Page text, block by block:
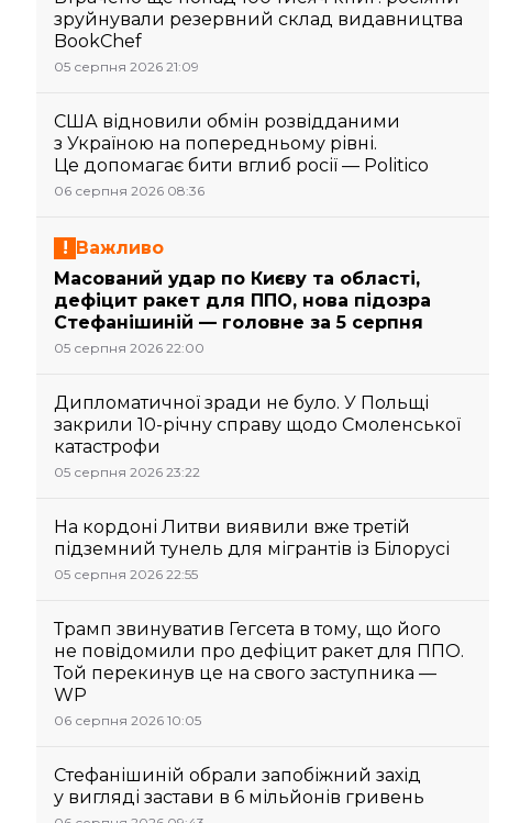
зруйнували резервний склад видавництва
BookChef
05 серпня 2026 21:09
США відновили обмін розвідданими
з Україною на попередньому рівні.
Це допомагає бити вглиб росії — Politico
06 серпня 2026 08:36
Важливо
Масований удар по Києву та області,
дефіцит ракет для ППО, нова підозра
Стефанішиній — головне за 5 серпня
05 серпня 2026 22:00
Дипломатичної зради не було. У Польщі
закрили 10-річну справу щодо Смоленської
катастрофи
05 серпня 2026 23:22
На кордоні Литви виявили вже третій
підземний тунель для мігрантів із Білорусі
05 серпня 2026 22:55
Трамп звинуватив Гегсета в тому, що його
не повідомили про дефіцит ракет для ППО.
Той перекинув це на свого заступника —
WP
06 серпня 2026 10:05
Стефанішиній обрали запобіжний захід
у вигляді застави в 6 мільйонів гривень